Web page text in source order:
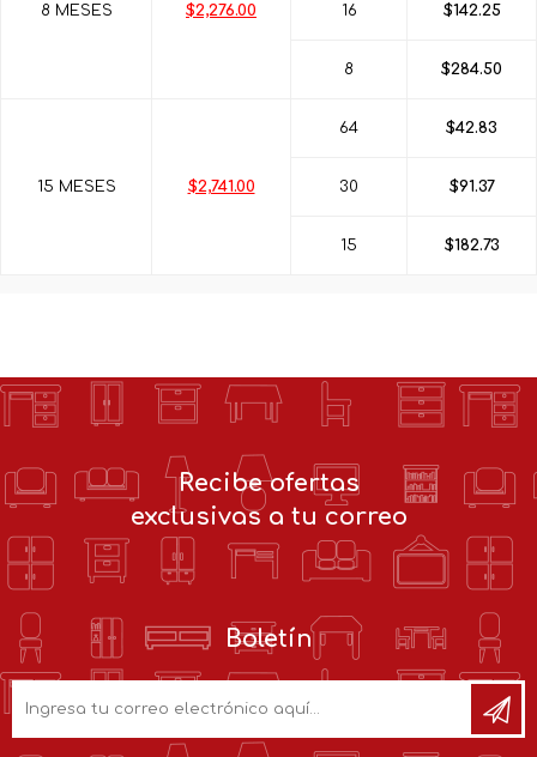
8 MESES $2,276.00 16 $142.25
8 $284.50
15 MESES $2,741.00
64 $42.83
30 $91.37
15 $182.73
Recibe ofertas
exclusivas a tu correo
Boletín